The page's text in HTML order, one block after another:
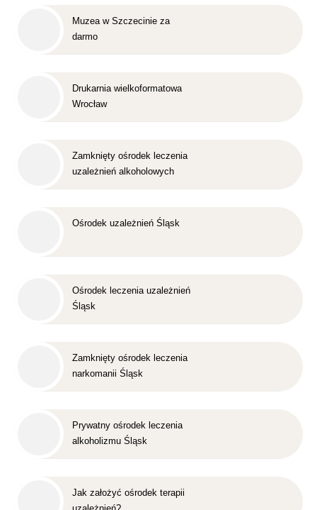
Muzea w Szczecinie za
darmo
Drukarnia wielkoformatowa
Wrocław
Zamknięty ośrodek leczenia
uzależnień alkoholowych
Ośrodek uzależnień Śląsk
Ośrodek leczenia uzależnień
Śląsk
Zamknięty ośrodek leczenia
narkomanii Śląsk
Prywatny ośrodek leczenia
alkoholizmu Śląsk
Jak założyć ośrodek terapii